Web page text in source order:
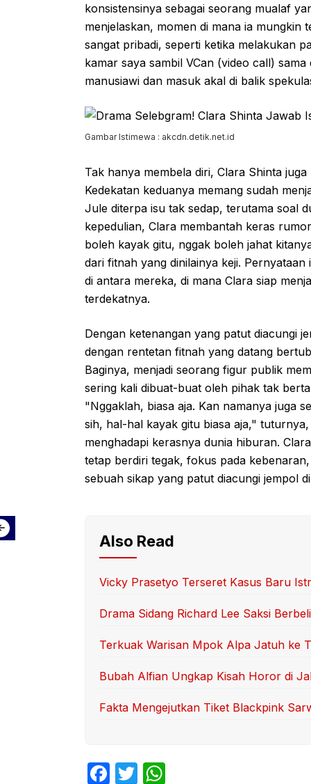
konsistensinya sebagai seorang mualaf
menjelaskan, momen di mana ia mungkin
sangat pribadi, seperti ketika melakukan
kamar saya sambil VCan (video call)
manusiawi dan masuk akal di balik
Gambar Istimewa : akcdn.detik.net.id
Tak hanya membela diri, Clara Shinta
Kedekatan keduanya memang sudah
Jule diterpa isu tak sedap, terutama soal
kepedulian, Clara membantah keras
boleh kayak gitu, nggak boleh jahat
dari fitnah yang dinilainya keji.
di antara mereka, di mana Clara siap
terdekatnya.
Dengan ketenangan yang patut diacungi
dengan rentetan fitnah yang datang
Baginya, menjadi seorang figur publik
sering kali dibuat-buat oleh pihak tak
"Nggaklah, biasa aja. Kan namanya juga
sih, hal-hal kayak gitu biasa aja,"
menghadapi kerasnya dunia hiburan.
tetap berdiri tegak, fokus pada
sebuah sikap yang patut diacungi jempol
Also Read
Vicky Prasetyo Terseret Kasus Baru
Drama Sidang Richard Lee Saksi
Terkuak Warisan Mpok Alpa Jatuh ke
Bubah Alfian Ungkap Kisah Horor di
Fakta Mengejutkan Tiket Blackpink
F
T